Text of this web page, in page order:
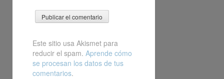
Este sitio usa Akismet para
reducir el spam. Aprende cómo
se procesan los datos de tus
comentarios.